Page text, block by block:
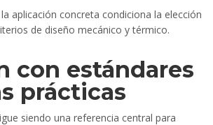
aplicación concreta condiciona la elección
de diseño mecánico y térmico.
con estándares
prácticas
siendo una referencia central para